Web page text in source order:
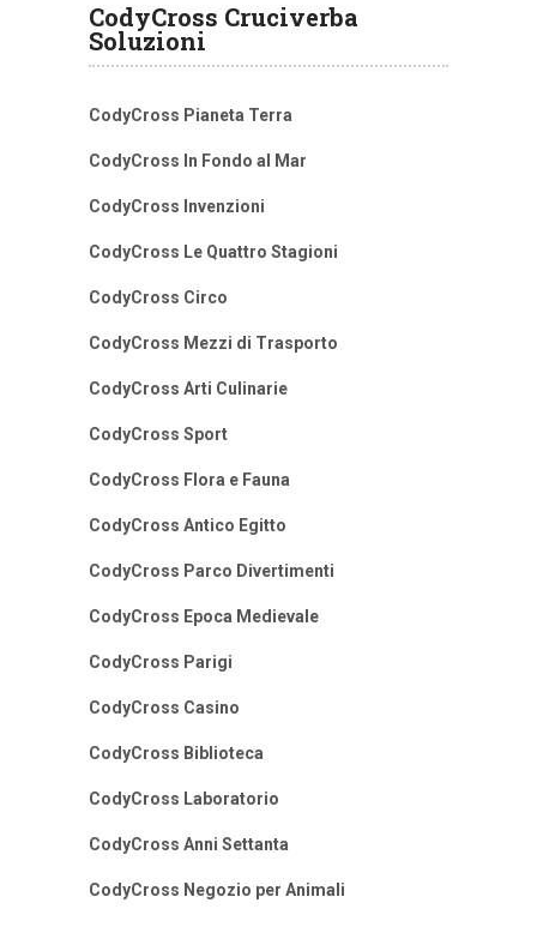
CodyCross Cruciverba
Soluzioni
CodyCross Pianeta Terra
CodyCross In Fondo al Mar
CodyCross Invenzioni
CodyCross Le Quattro Stagioni
CodyCross Circo
CodyCross Mezzi di Trasporto
CodyCross Arti Culinarie
CodyCross Sport
CodyCross Flora e Fauna
CodyCross Antico Egitto
CodyCross Parco Divertimenti
CodyCross Epoca Medievale
CodyCross Parigi
CodyCross Casino
CodyCross Biblioteca
CodyCross Laboratorio
CodyCross Anni Settanta
CodyCross Negozio per Animali